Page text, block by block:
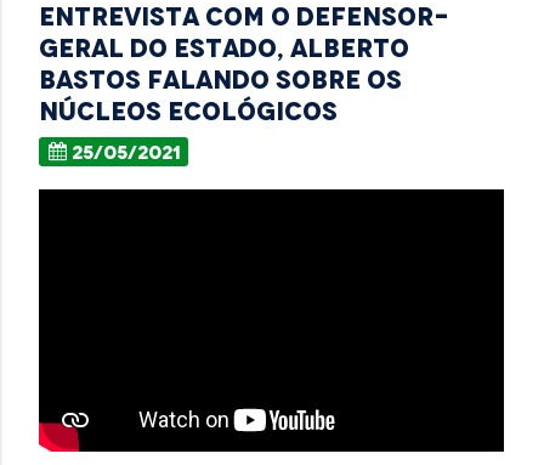
Entrevista com o defensor-
geral do Estado, Alberto
Bastos falando sobre os
Núcleos Ecológicos
25/05/2021